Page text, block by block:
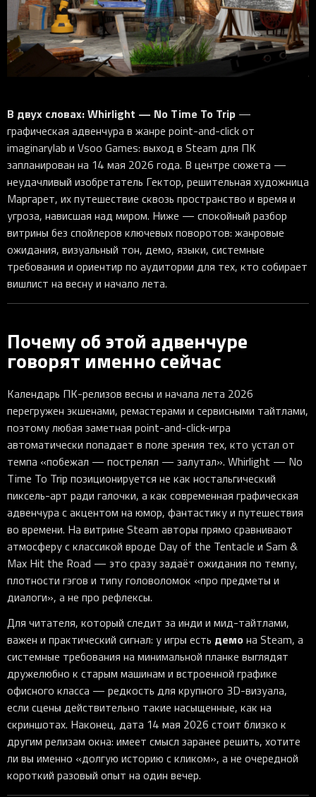
Рюкзаки
Аксессуары
Новинки
Pro Click
Аксессуары для мышей
Игровые мыши
Tartarus
Аксессуары для клавиатур
Все клавиатуры
Hammerhead
Аксессуары для аудио
Все аудио для ПК
Wireless Control Pod
Kraken Kitty
Kiyo
Контроллеры
Освещение
Все устройства
Goliathus
Firefly
HyperFlux V2
Strider
Gigantus
Pro Glide
Pro Click V2
Pro Click V2 Vertical
Pro Type Ergo
Pro Type
Аксессуары
Коллаборации
Synapse 4
Chroma™ RGB
THX Spatial
7.1 Sound
Synapse 2 Legacy
Virtual Ring Light
Razer Axon
Streamer Companion App
iOS-приложения
Киберспорт
Игровые ивенты
В двух словах:Whirlight — No Time To Trip —
графическая адвенчура в жанре point-and-click от
imaginarylab и Vsoo Games: выход в Steam для ПК
запланирован на 14 мая 2026 года. В центре сюжета —
неудачливый изобретатель Гектор, решительная художница
Маргарет, их путешествие сквозь пространство и время и
угроза, нависшая над миром. Ниже — спокойный разбор
витрины без спойлеров ключевых поворотов: жанровые
ожидания, визуальный тон, демо, языки, системные
требования и ориентир по аудитории для тех, кто собирает
вишлист на весну и начало лета.
Почему об этой адвенчуре
говорят именно сейчас
Календарь ПК-релизов весны и начала лета 2026
перегружен экшенами, ремастерами и сервисными тайтлами,
поэтому любая заметная point-and-click-игра
автоматически попадает в поле зрения тех, кто устал от
темпа «побежал — пострелял — залутал». Whirlight — No
Time To Trip позиционируется не как ностальгический
пиксель-арт ради галочки, а как современная графическая
адвенчура с акцентом на юмор, фантастику и путешествия
во времени. На витрине Steam авторы прямо сравнивают
атмосферу с классикой вроде Day of the Tentacle и Sam &
Max Hit the Road — это сразу задаёт ожидания по темпу,
плотности гэгов и типу головоломок «про предметы и
диалоги», а не про рефлексы.
Для читателя, который следит за инди и мид-тайтлами,
важен и практический сигнал: у игры есть демона Steam, а
системные требования на минимальной планке выглядят
дружелюбно к старым машинам и встроенной графике
офисного класса — редкость для крупного 3D-визуала,
если сцены действительно такие насыщенные, как на
скриншотах. Наконец, дата 14 мая 2026 стоит близко к
другим релизам окна: имеет смысл заранее решить, хотите
ли вы именно «долгую историю с кликом», а не очередной
короткий разовый опыт на один вечер.